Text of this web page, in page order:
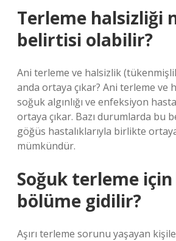
Terleme halsizliği
belirtisi olabilir?
Ani terleme ve halsizlik
anda ortaya çıkar? Ani terleme ve
soğuk algınlığı ve enfeksiyon
ortaya çıkar. Bazı durumlarda bu
göğüs hastalıklarıyla birlikte ortaya
mümkündür.
Soğuk terleme
bölüme gidilir?
Aşırı terleme sorunu yaşayan